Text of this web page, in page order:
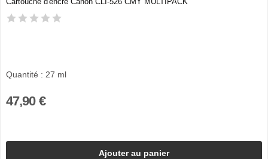
Quantité : 27 ml
47,90 €
Ajouter au panier